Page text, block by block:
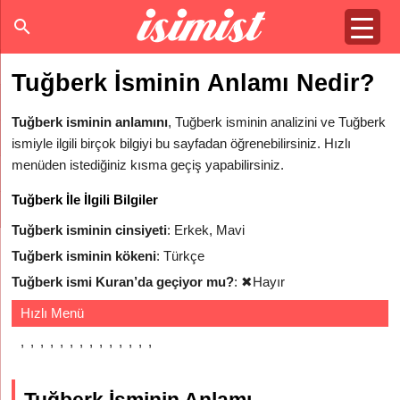
Tuğberk İsminin Anlamı Nedir?
Tuğberk isminin anlamını, Tuğberk isminin analizini ve Tuğberk
ismiyle ilgili birçok bilgiyi bu sayfadan öğrenebilirsiniz. Hızlı
menüden istediğiniz kısma geçiş yapabilirsiniz.
Tuğberk İle İlgili Bilgiler
Tuğberk isminin cinsiyeti: Erkek, Mavi
Tuğberk isminin kökeni: Türkçe
Tuğberk ismi Kuran’da geçiyor mu?: ✖Hayır
Hızlı Menü